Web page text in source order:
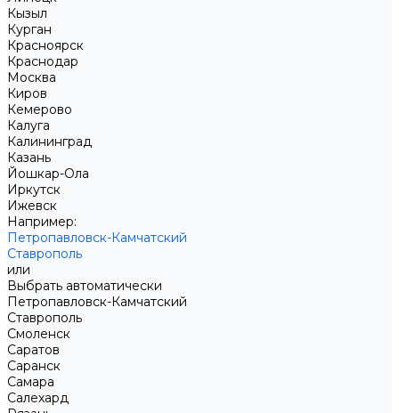
Кызыл
Курган
Красноярск
Краснодар
Москва
Киров
Кемерово
Калуга
Калининград
Казань
Йошкар-Ола
Иркутск
Ижевск
Например:
Петропавловск-Камчатский
Ставрополь
или
Выбрать автоматически
Петропавловск-Камчатский
Ставрополь
Смоленск
Саратов
Саранск
Самара
Салехард